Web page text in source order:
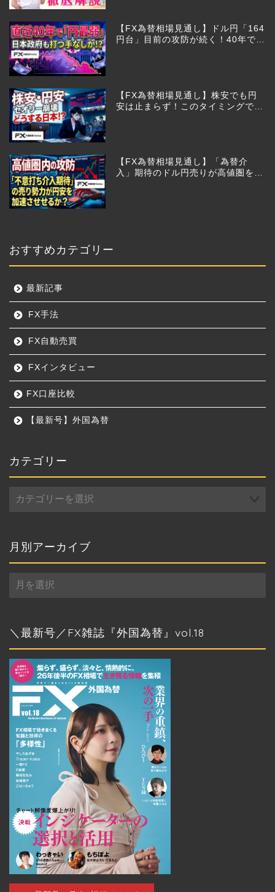
【FX為替相場見通し】ドル円「164
円台」目前の攻防が続く！40年で円
【FX為替相場見通し】株安でも円
安は止まらず！このタイミングでと
【FX為替相場見通し】「為替介
入」期待のドル円売りが高値圏を維
おすすめカテゴリー
最新記事
FX手法
FX自動売買
FXインタビュー
FX口座比較
【最新号】外国為替
カテゴリー
テ
ー
月別アーカイブ
別
カ
＼最新号／FX雑誌『外国為替』vol.18
外国為替 vol.18
発売のお知らせ